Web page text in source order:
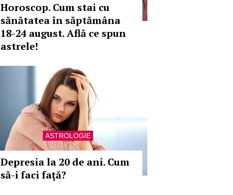
Horoscop. Cum stai cu
sănătatea în săptămâna
18-24 august. Află ce spun
astrele!
ASTROLOGIE
Depresia la 20 de ani. Cum
să-i faci faţă?